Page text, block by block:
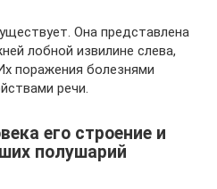
Она представлена
лобной извилине слева,
поражения болезнями
речи.
его строение и
полушарий